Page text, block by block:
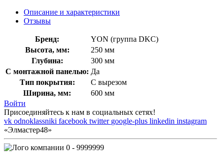
Описание и характеристики
Отзывы
Бренд:
YON (группа DKC)
Высота, мм:
250 мм
Глубина:
300 мм
С монтажной панелью: Да
Тип покрытия:
С вырезом
Ширина, мм:
600 мм
Войти
Присоединяйтесь к нам в социальных сетях!
vk odnoklassniki facebook twitter google-plus linkedin instagram
«Элмастер48»
0 - 9999999